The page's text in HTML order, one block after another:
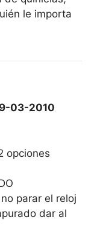
le importa
03-2010
opciones
parar el reloj
dar al